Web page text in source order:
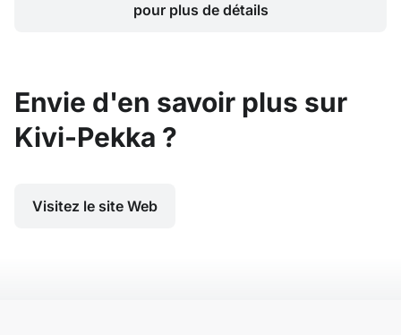
pour plus de détails
Envie d'en savoir plus sur
Kivi-Pekka ?
Visitez le site Web